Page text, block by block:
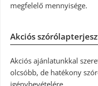
megfelelő mennyisége.
Akciós
Akciós ajánlatunkkal
olcsóbb, de hatékony
igénybevételére.